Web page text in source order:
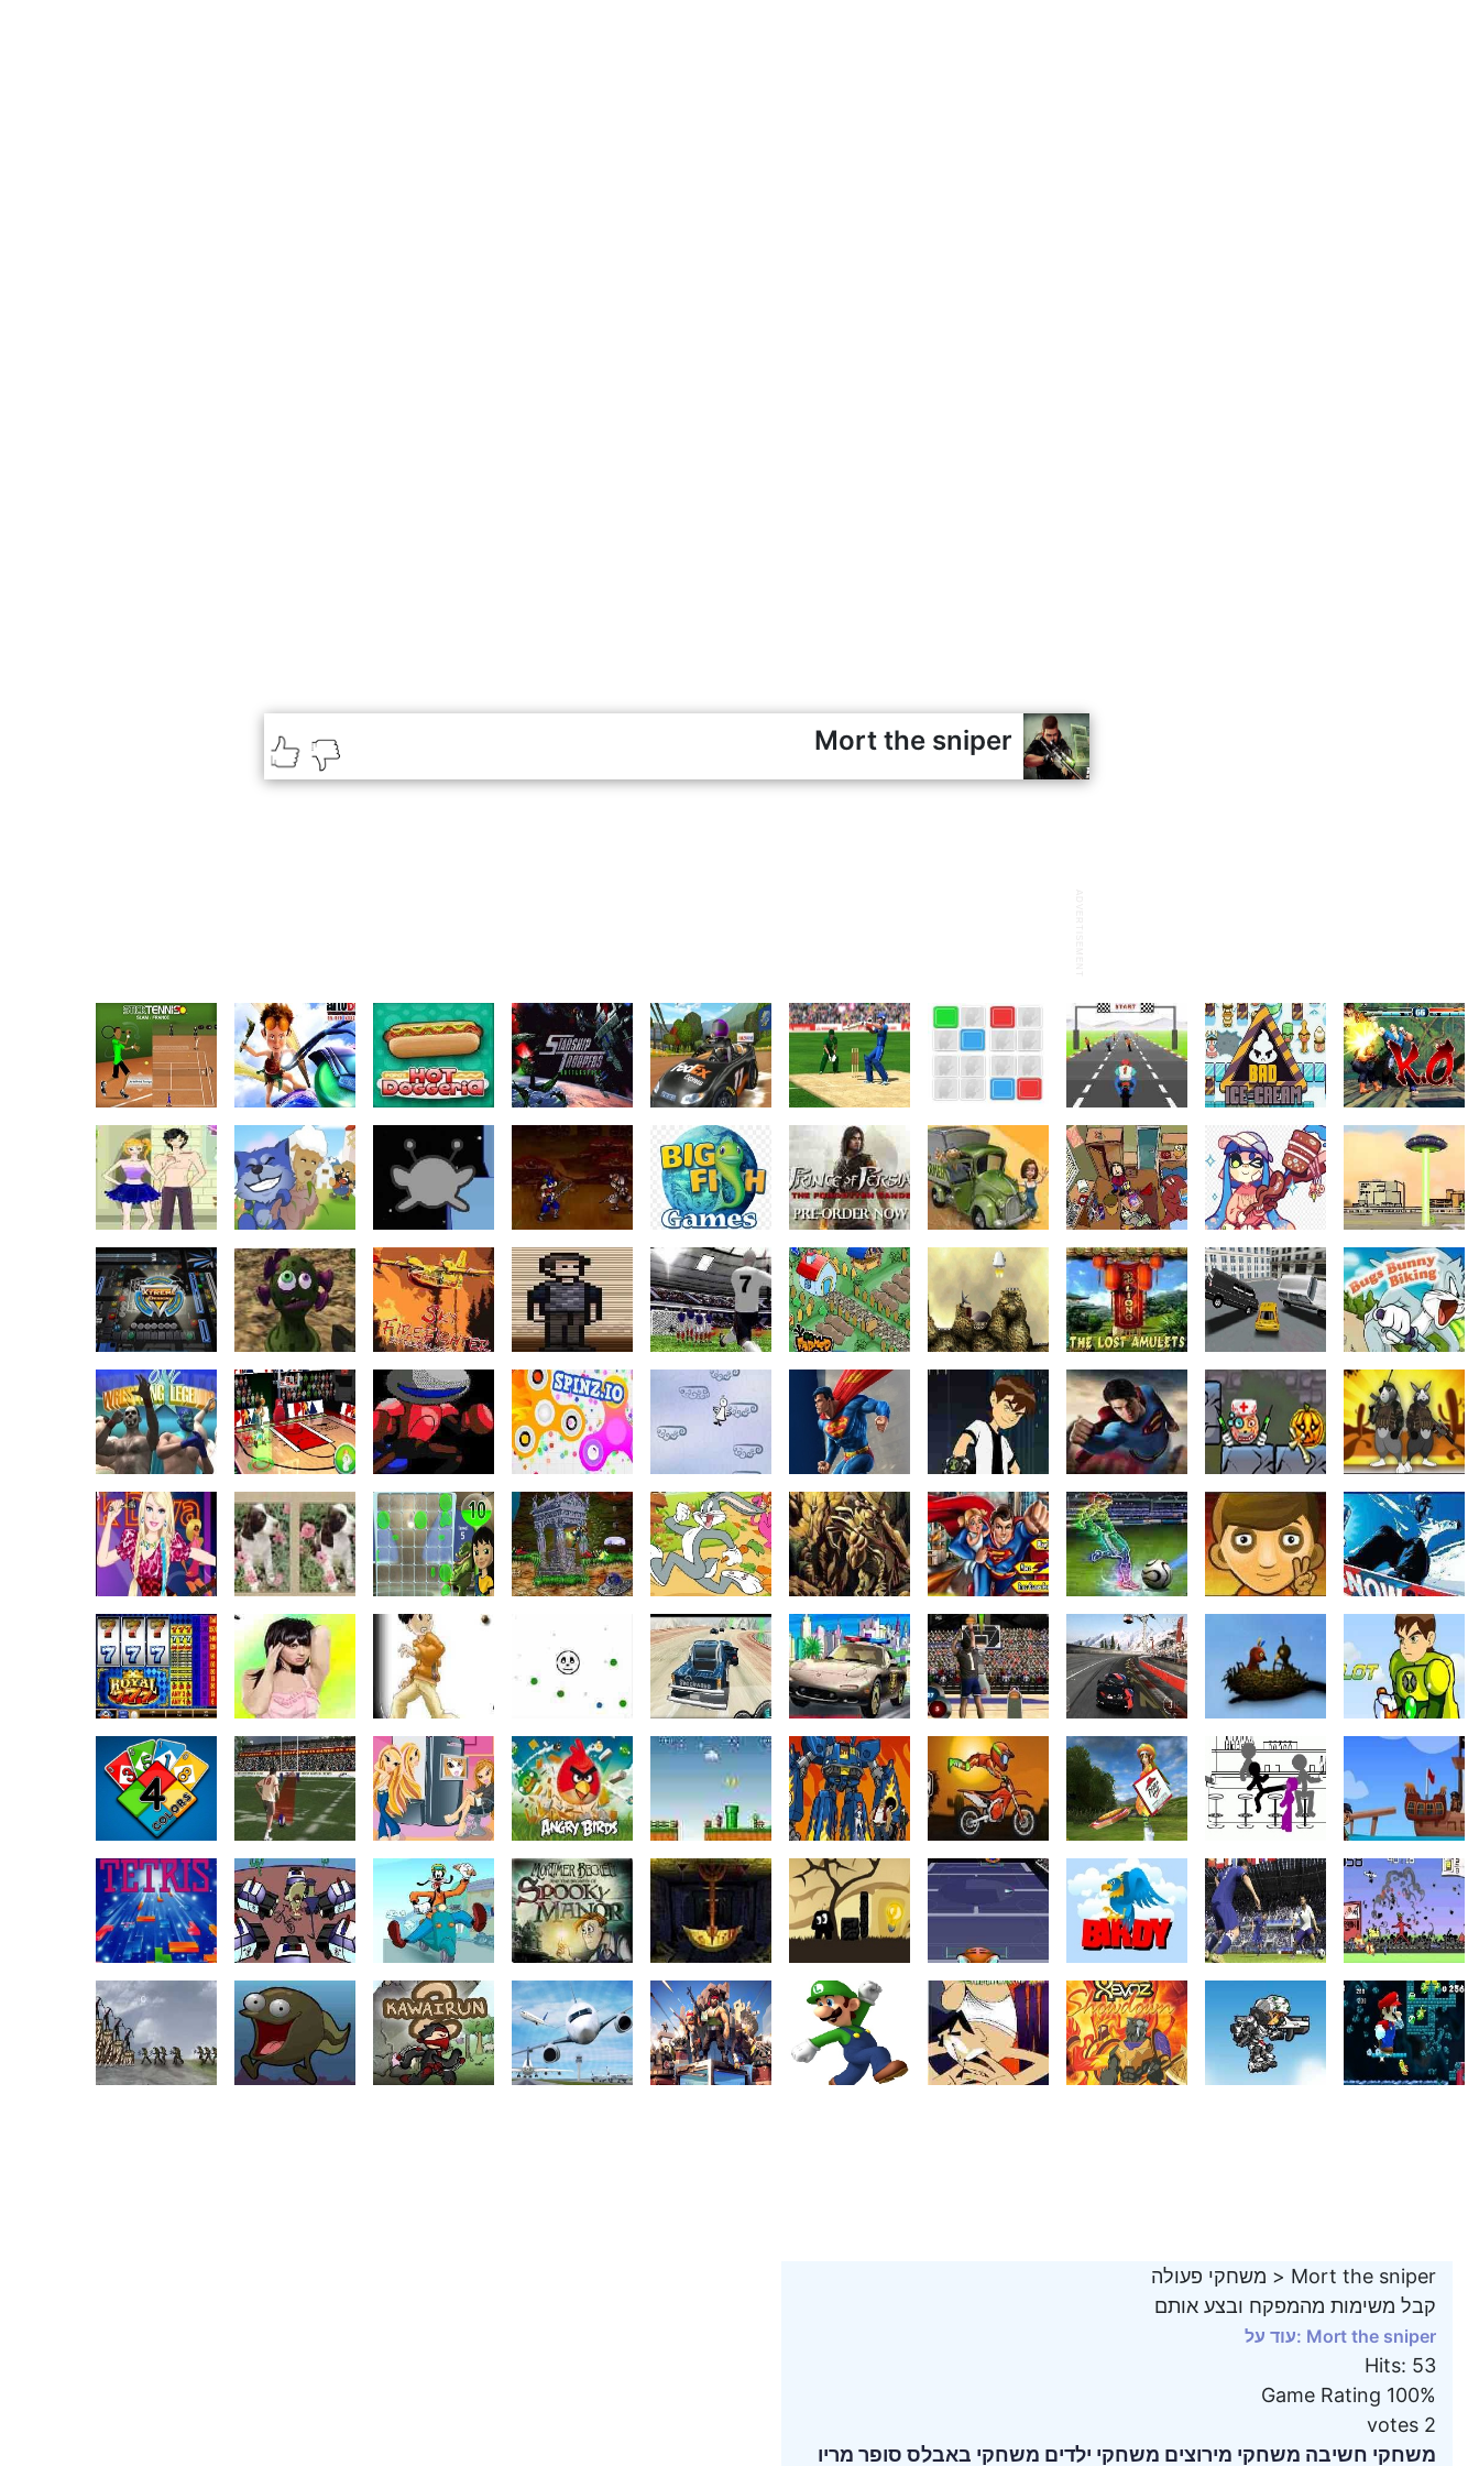
ADVERTISEMENT
Mort the sniper
משחקי פעולה > Mort the sniper
קבל משימות מהמפקח ובצע אותם
עוד על: Mort the sniper
Hits: 53
Game Rating 100%
votes 2
משחקי חשיבה משחקי מירוצים משחקי ילדים משחקי באבלס סופר מריו